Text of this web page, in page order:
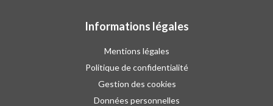
Informations légales
Mentions légales
Politique de confidentialité
Gestion des cookies
Données personnelles